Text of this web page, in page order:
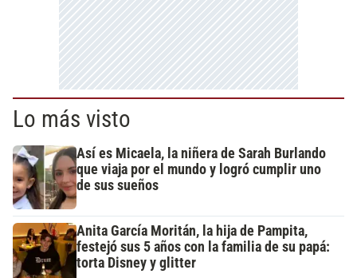
Lo más visto
Así es Micaela, la niñera de Sarah Burlando
que viaja por el mundo y logró cumplir uno
de sus sueños
Anita García Moritán, la hija de Pampita,
festejó sus 5 años con la familia de su papá:
torta Disney y glitter